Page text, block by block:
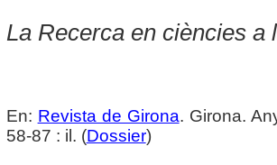
La Recerca en ciències a
En: Revista de Girona. Girona.
58-87 : il. (Dossier)